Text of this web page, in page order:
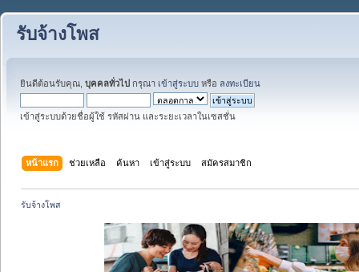
รับจ้างโพส
ยินดีต้อนรับคุณ, บุคคลทั่วไป กรุณา เข้าสู่ระบบ หรือ ลงทะเบียน
เข้าสู่ระบบด้วยชื่อผู้ใช้ รหัสผ่าน และระยะเวลาในเซสชั่น
หน้าแรก ช่วยเหลือ ค้นหา เข้าสู่ระบบ สมัครสมาชิก
รับจ้างโพส